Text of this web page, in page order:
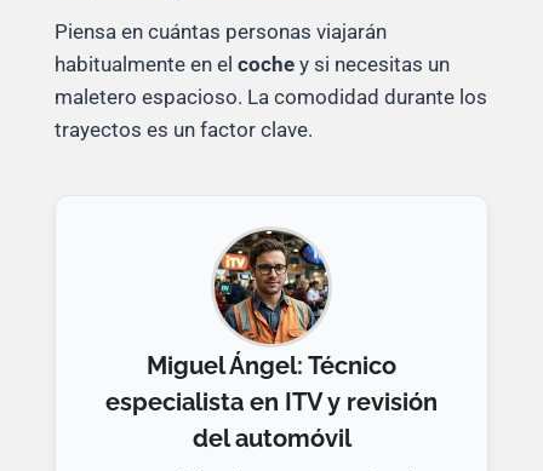
Piensa en cuántas personas viajarán
habitualmente en el cochey si necesitas un
maletero espacioso. La comodidad durante los
trayectos es un factor clave.
Miguel Ángel: Técnico
especialista en ITV y revisión
del automóvil